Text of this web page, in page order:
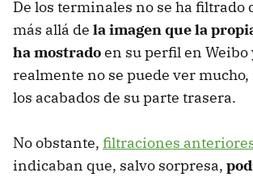
De los terminales no se ha filtrado
más allá de la imagen que la
ha mostradoen su perfil en Weibo
realmente no se puede ver mucho,
los acabados de su parte trasera.
No obstante, filtraciones
indicaban que, salvo sorpresa,